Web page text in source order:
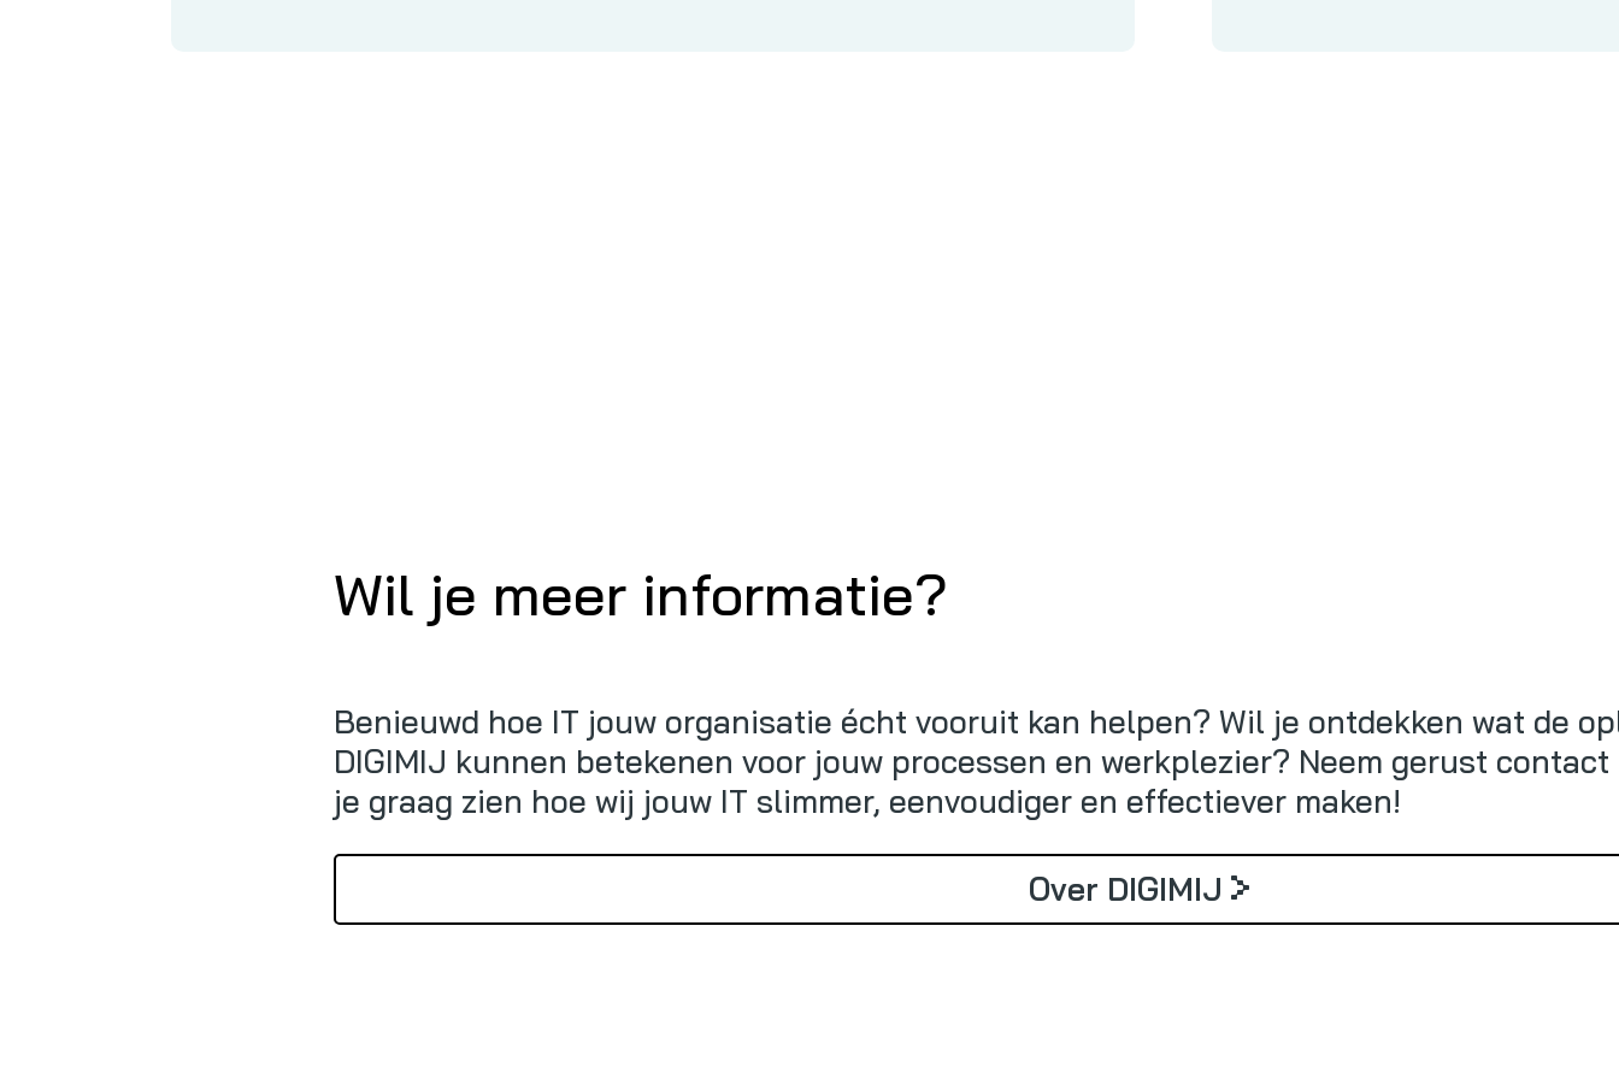
Wil je meer informatie?
Benieuwd hoe IT jouw organisatie écht vooruit kan helpen? Wil je ontdekken wat de
DIGIMIJ kunnen betekenen voor jouw processen en werkplezier? Neem gerust
je graag zien hoe wij jouw IT slimmer, eenvoudiger en effectiever maken!
Over DIGIMIJ >